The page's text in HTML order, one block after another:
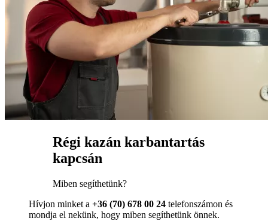
Régi kazán karbantartás
kapcsán
Miben segíthetünk?
Hívjon minket a +36 (70) 678 00 24 telefonszámon és
mondja el nekünk, hogy miben segíthetünk önnek.